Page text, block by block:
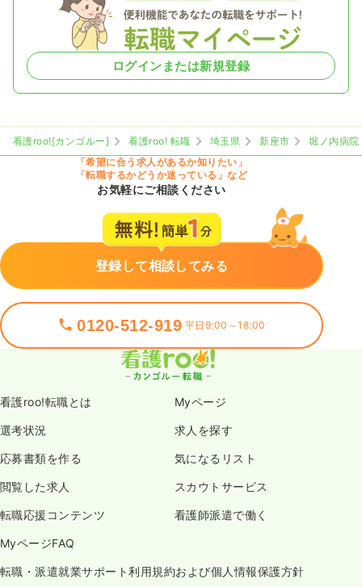
日祝休み
担当業務未経験可 ブランク可
第二新卒可
時給1,500円以上可
気になる 詳細を見る
ログインまたは新規登録
看護roo![カンゴルー] 看護roo! 転職 埼玉県 新座市
堀ノ内病院
「希望に合う求人があるか知りたい」
「転職するかどうか迷っている」など
お気軽にご相談ください
登録して相談してみる
0120-512-919 平日9:00～18:00
看護roo!転職とは Myページ
選考状況 求人を探す
応募書類を作る 気になるリスト
閲覧した求人 スカウトサービス
転職応援コンテンツ 看護師派遣で働く
MyページFAQ
転職・派遣就業サポート利用規約および個人情報保護方針